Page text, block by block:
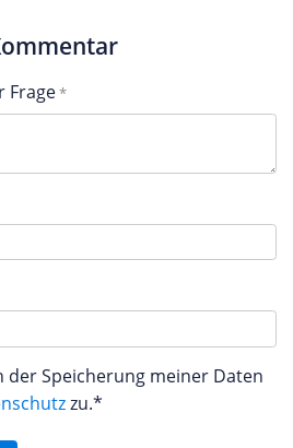
Frage
Speicherung meiner Daten
zu.*